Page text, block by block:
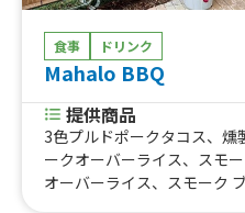
食事 ドリンク
Mahalo BBQ
提供商品
3色プルドポークタコス、燻
ークオーバーライス、スモ
オーバーライス、スモーク